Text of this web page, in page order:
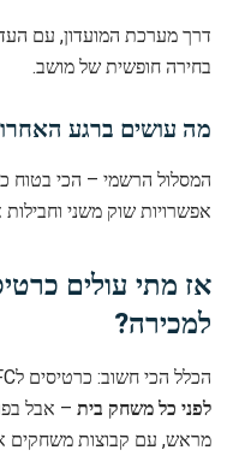
דרך מערכת המועדון, עם
בחירה חופשית של מושב.
מה עושים ברגע
המסלול הרשמי – הכי בטוח
אפשרויות שוק משני
למכירה?
הכלל הכי חשוב: כרטיסים לMillwall FC עולים לרוב
לפני כל משחק בית – אבל
מראש, עם קבוצות משחקים